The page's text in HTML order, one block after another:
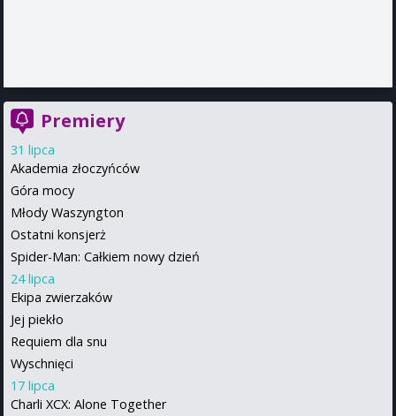
Premiery
31 lipca
Akademia złoczyńców
Góra mocy
Młody Waszyngton
Ostatni konsjerż
Spider-Man: Całkiem nowy dzień
24 lipca
Ekipa zwierzaków
Jej piekło
Requiem dla snu
Wyschnięci
17 lipca
Charli XCX: Alone Together